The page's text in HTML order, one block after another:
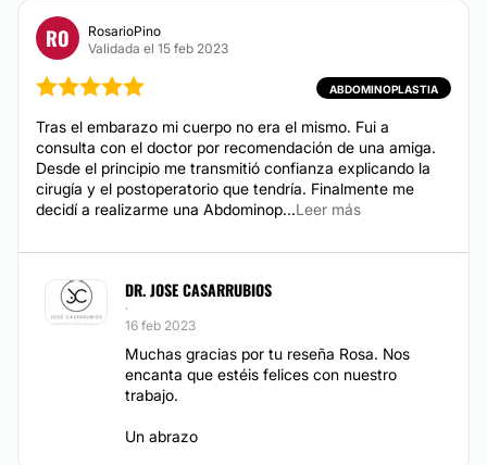
RO
RosarioPino
Validada el 15 feb 2023
ABDOMINOPLASTIA
Tras el embarazo mi cuerpo no era el mismo. Fui a
consulta con el doctor por recomendación de una amiga.
Desde el principio me transmitió confianza explicando la
cirugía y el postoperatorio que tendría. Finalmente me
decidí a realizarme una Abdominop...Leer más
DR. JOSE CASARRUBIOS
·
16 feb 2023
Muchas gracias por tu reseña Rosa. Nos
encanta que estéis felices con nuestro
trabajo.
Un abrazo